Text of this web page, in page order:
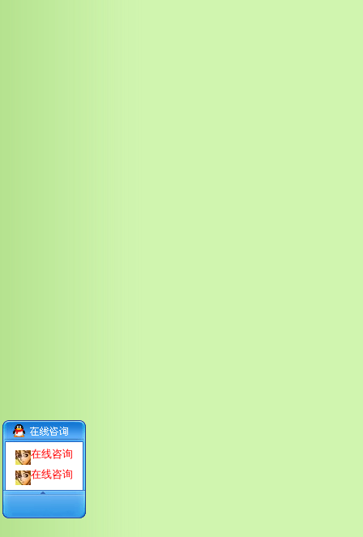
在线咨询
在线咨询